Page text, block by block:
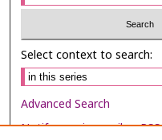
Select context to search:
Advanced Search
Notify me via email orRSS